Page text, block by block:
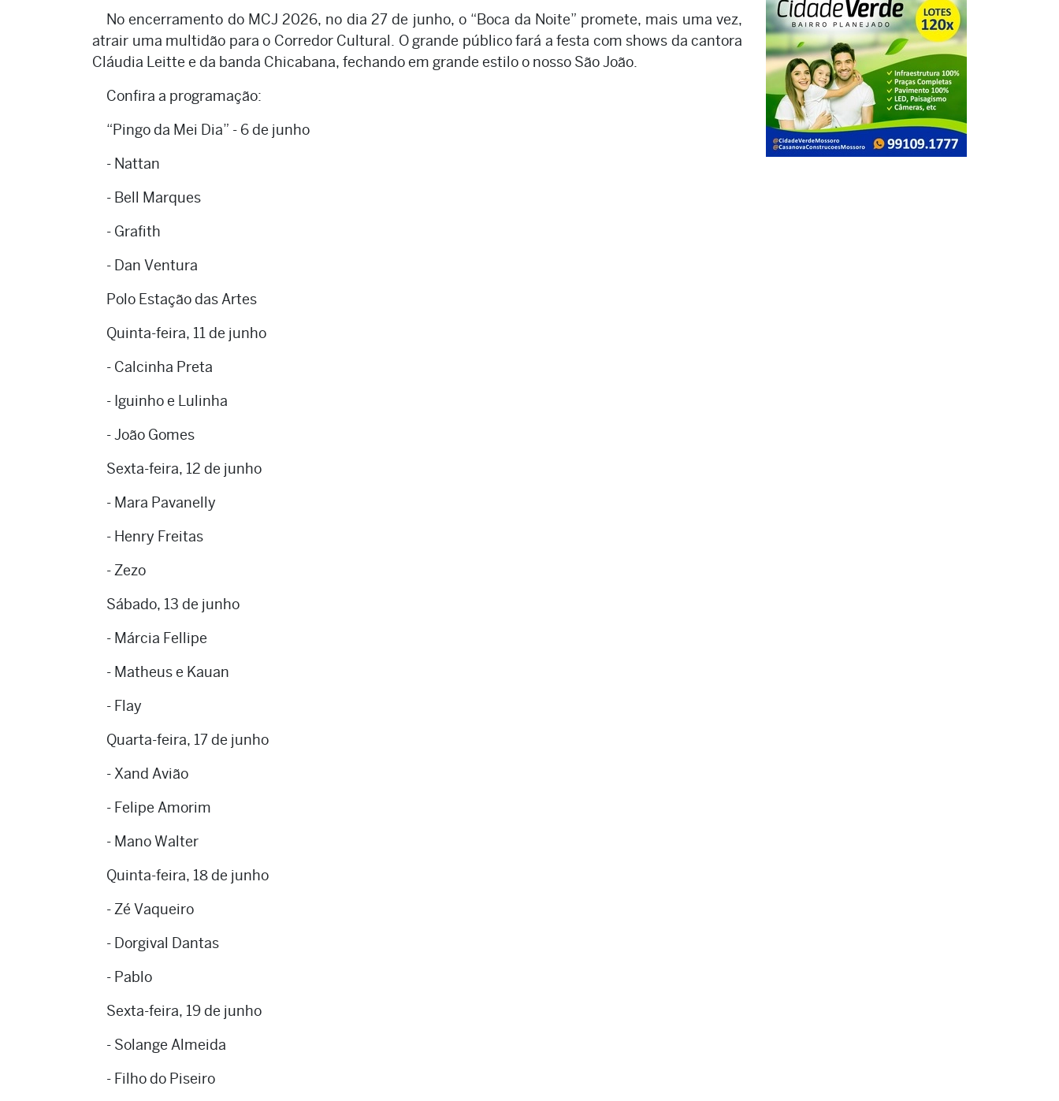
No encerramento do MCJ 2026, no dia 27 de junho, o “Boca da Noite” promete, mais uma vez,
atrair uma multidão para o Corredor Cultural. O grande público fará a festa com shows da cantora
Cláudia Leitte e da banda Chicabana, fechando em grande estilo o nosso São João.
Confira a programação:
“Pingo da Mei Dia” - 6 de junho
- Nattan
- Bell Marques
- Grafith
- Dan Ventura
Polo Estação das Artes
Quinta-feira, 11 de junho
- Calcinha Preta
- Iguinho e Lulinha
- João Gomes
Sexta-feira, 12 de junho
- Mara Pavanelly
- Henry Freitas
- Zezo
‌Sábado, 13 de junho
- Márcia Fellipe
- Matheus e Kauan
- Flay
‌Quarta-feira, 17 de junho
- Xand Avião
- Felipe Amorim
- Mano Walter
Quinta-feira, 18 de junho
- Zé Vaqueiro
- Dorgival Dantas
- Pablo
Sexta-feira, 19 de junho
- Solange Almeida
- Filho do Piseiro